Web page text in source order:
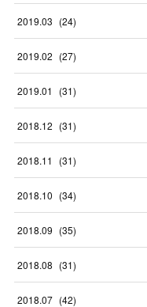
2019.03 (24)
2019.02 (27)
2019.01 (31)
2018.12 (31)
2018.11 (31)
2018.10 (34)
2018.09 (35)
2018.08 (31)
2018.07 (42)